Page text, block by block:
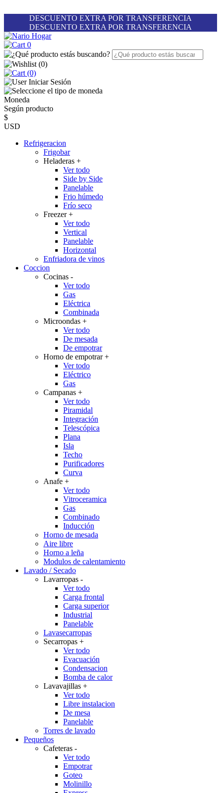
DESCUENTO EXTRA POR TRANSFERENCIA
DESCUENTO EXTRA POR TRANSFERENCIA
0
(0)
(0)
Iniciar Sesión
Moneda
Según producto
$
USD
Refrigeracion
Frigobar
Heladeras +
Ver todo
Side by Side
Panelable
Frio húmedo
Frío seco
Freezer+
Ver todo
Vertical
Panelable
Horizontal
Enfriadora de vinos
Coccion
Cocinas -
Ver todo
Gas
Eléctrica
Combinada
Microondas +
Ver todo
De mesada
De empotrar
Horno de empotrar+
Ver todo
Eléctrico
Gas
Campanas +
Ver todo
Piramidal
Integración
Telescópica
Plana
Isla
Techo
Purificadores
Curva
Anafe +
Ver todo
Vitroceramica
Gas
Combinado
Inducción
Horno de mesada
Aire libre
Horno a leña
Modulos de calentamiento
Lavado / Secado
Lavarropas -
Ver todo
Carga frontal
Carga superior
Industrial
Panelable
Lavasecarropas
Secarropas +
Ver todo
Evacuación
Condensacion
Bomba de calor
Lavavajillas +
Ver todo
Libre instalacion
De mesa
Panelable
Torres de lavado
Pequeños
Cafeteras -
Ver todo
Empotrar
Goteo
Molinillo